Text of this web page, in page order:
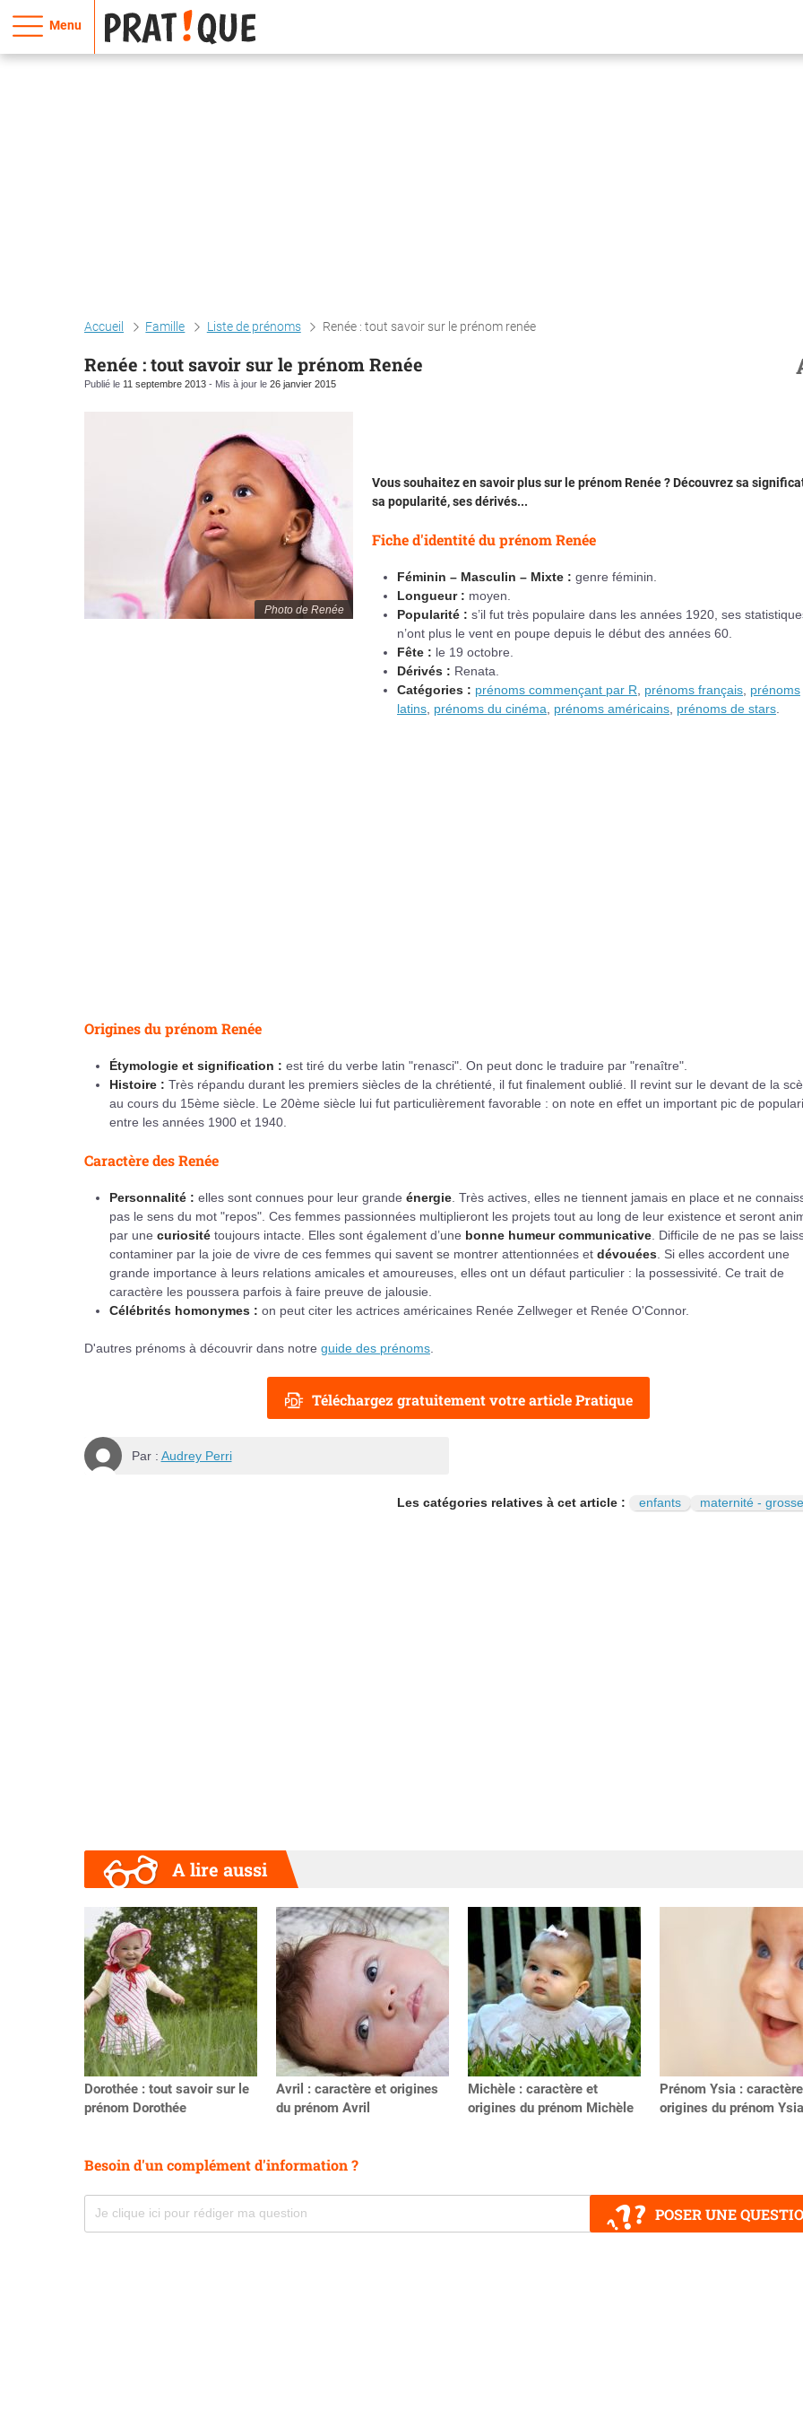
Menu
Accueil Famille Liste de prénoms Renée : tout savoir sur le prénom renée
Renée : tout savoir sur le prénom Renée
Publié le 11 septembre 2013 - Mis à jour le 26 janvier 2015
Photo de Renée
Vous souhaitez en savoir plus sur le prénom Renée ? Découvrez sa
sa popularité, ses dérivés...
Fiche d'identité du prénom Renée
Féminin – Masculin – Mixte : genre féminin.
Longueur : moyen.
Popularité : s’il fut très populaire dans les années 1920, ses
n’ont plus le vent en poupe depuis le début des années 60.
Fête : le 19 octobre.
Dérivés : Renata.
Catégories : prénoms commençant par R prénoms français prénoms
latins prénoms du cinéma prénoms américains prénoms de stars
Origines du prénom Renée
Étymologie et signification : est tiré du verbe latin "renasci". On peut donc le traduire par "renaître".
Histoire : Très répandu durant les premiers siècles de la chrétienté, il fut finalement oublié. Il revint sur le devant de la
au cours du 15ème siècle. Le 20ème siècle lui fut particulièrement favorable : on note en effet un important pic de
entre les années 1900 et 1940.
Caractère des Renée
Personnalité : elles sont connues pour leur grande énergie . Très actives, elles ne tiennent jamais en place et ne
pas le sens du mot "repos". Ces femmes passionnées multiplieront les projets tout au long de leur existence et seront
par une curiosité toujours intacte. Elles sont également d’une bonne humeur communicative . Difficile de ne pas se
contaminer par la joie de vivre de ces femmes qui savent se montrer attentionnées et dévouées . Si elles accordent une
grande importance à leurs relations amicales et amoureuses, elles ont un défaut particulier : la possessivité. Ce trait de
caractère les poussera parfois à faire preuve de jalousie.
Célébrités homonymes : on peut citer les actrices américaines Renée Zellweger et Renée O'Connor.
D'autres prénoms à découvrir dans notre guide des prénoms
Téléchargez gratuitement votre article Pratique
Par : Audrey Perri
Les catégories relatives à cet article : enfants maternité -
A lire aussi
Dorothée : tout savoir sur le
prénom Dorothée
Avril : caractère et origines
du prénom Avril
Michèle : caractère et
origines du prénom Michèle
Prénom Ysia :
origines du prénom Ysia
Précédent
Besoin d'un complément d'information ?
POSER UNE